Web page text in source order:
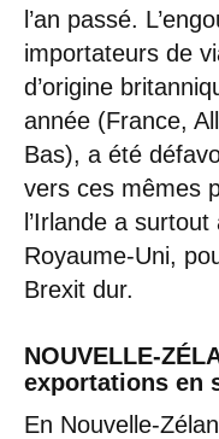
l’an passé.
importateurs de
d’origine
année (France,
Bas), a été
vers ces mêmes
l’Irlande a
Royaume-Uni,
Brexit dur.
NOUVELLE-
exportations en
En Nouvelle-